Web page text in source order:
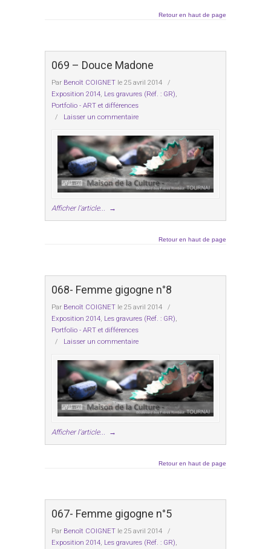
Retour en haut de page
069 – Douce Madone
Par Benoît COIGNET le 25 avril 2014
/
Exposition 2014, Les gravures (Réf. : GR),
Portfolio - ART et différences
/ Laisser un commentaire
Afficher l'article... →
Retour en haut de page
068- Femme gigogne n°8
Par Benoît COIGNET le 25 avril 2014
/
Exposition 2014 Les gravures (Réf. : GR)
Portfolio - ART et différences
/ Laisser un commentaire
Afficher l'article... →
Retour en haut de page
067- Femme gigogne n°5
Par Benoît COIGNET le 25 avril 2014
/
Exposition 2014, Les gravures (Réf. : GR),